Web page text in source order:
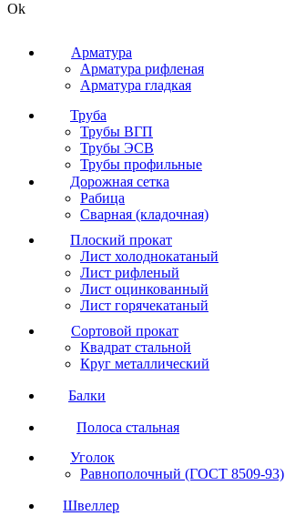
Ok
Арматура
Арматура рифленая
Арматура гладкая
Труба
Трубы ВГП
Трубы ЭСВ
Трубы профильные
Дорожная сетка
Рабица
Сварная (кладочная)
Плоский прокат
Лист холоднокатаный
Лист рифленый
Лист оцинкованный
Лист горячекатаный
Сортовой прокат
Квадрат стальной
Круг металлический
Балки
Полоса стальная
Уголок
Равнополочный (ГОСТ 8509-93)
Швеллер